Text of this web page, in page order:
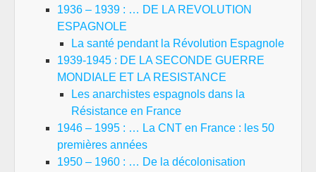
1936 – 1939 : … DE LA REVOLUTION
ESPAGNOLE
La santé pendant la Révolution Espagnole
1939-1945 : DE LA SECONDE GUERRE
MONDIALE ET LA RESISTANCE
Les anarchistes espagnols dans la
Résistance en France
1946 – 1995 : … La CNT en France : les 50
premières années
1950 – 1960 : … De la décolonisation